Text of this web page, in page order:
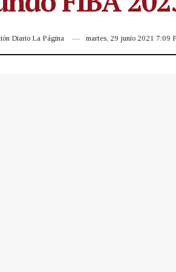
Diario La Página martes, 29 junio 2021 7:09